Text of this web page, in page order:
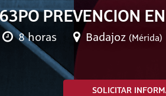
PREVENCION
8 horas Badajoz (Mérida)
SOLICITAR